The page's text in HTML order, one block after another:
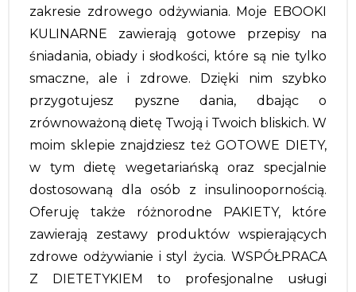
zakresie zdrowego odżywiania. Moje EBOOKI
KULINARNE zawierają gotowe przepisy na
śniadania, obiady i słodkości, które są nie tylko
smaczne, ale i zdrowe. Dzięki nim szybko
przygotujesz pyszne dania, dbając o
zrównoważoną dietę Twoją i Twoich bliskich. W
moim sklepie znajdziesz też GOTOWE DIETY,
w tym dietę wegetariańską oraz specjalnie
dostosowaną dla osób z insulinoopornością.
Oferuję także różnorodne PAKIETY, które
zawierają zestawy produktów wspierających
zdrowe odżywianie i styl życia. WSPÓŁPRACA
Z DIETETYKIEM to profesjonalne usługi